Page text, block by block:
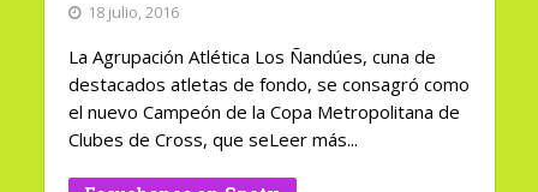
18 julio, 2016
La Agrupación Atlética Los Ñandúes, cuna de
destacados atletas de fondo, se consagró como
el nuevo Campeón de la Copa Metropolitana de
Clubes de Cross, que seLeer más...